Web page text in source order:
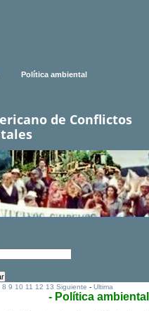
Política ambiental
de Conflictos
8 9 10 11 12 13 Siguiente -Ultima
- Política ambiental